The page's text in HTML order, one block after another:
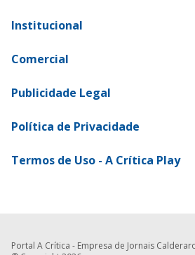
Institucional
Comercial
Publicidade Legal
Política de Privacidade
Termos de Uso - A Crítica Play
Portal A Crítica - Empresa de Jornais